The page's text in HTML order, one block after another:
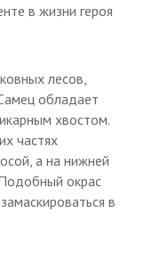
в жизни героя
лесов,
обладает
хвостом.
частях
а на нижней
окрас
в